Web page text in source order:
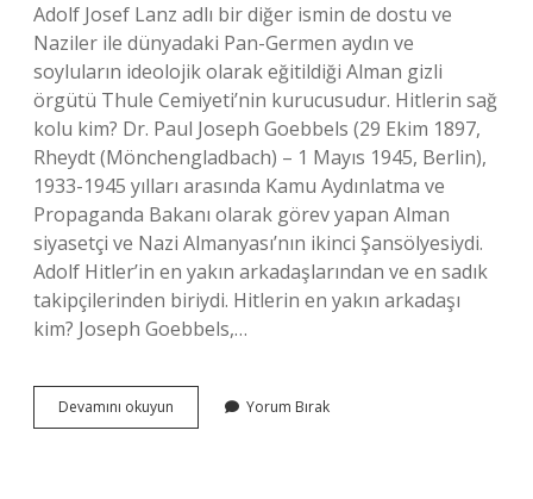
Adolf Josef Lanz adlı bir diğer ismin de dostu ve
Naziler ile dünyadaki Pan-Germen aydın ve
soyluların ideolojik olarak eğitildiği Alman gizli
örgütü Thule Cemiyeti’nin kurucusudur. Hitlerin sağ
kolu kim? Dr. Paul Joseph Goebbels (29 Ekim 1897,
Rheydt (Mönchengladbach) – 1 Mayıs 1945, Berlin),
1933-1945 yılları arasında Kamu Aydınlatma ve
Propaganda Bakanı olarak görev yapan Alman
siyasetçi ve Nazi Almanyası’nın ikinci Şansölyesiydi.
Adolf Hitler’in en yakın arkadaşlarından ve en sadık
takipçilerinden biriydi. Hitlerin en yakın arkadaşı
kim? Joseph Goebbels,…
Devamını okuyun
Hocası
Yorum Bırak